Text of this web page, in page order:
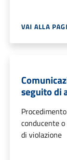
VAI ALLA
seguito di
conducente
di violazione